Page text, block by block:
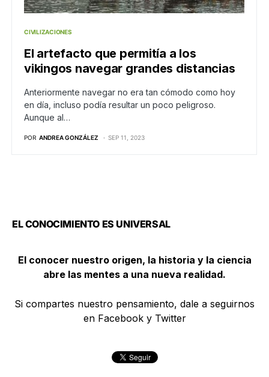
CIVILIZACIONES
El artefacto que permitía a los
vikingos navegar grandes distancias
Anteriormente navegar no era tan cómodo como hoy
en día, incluso podía resultar un poco peligroso.
Aunque al…
POR ANDREA GONZÁLEZ SEP 11, 2023
EL CONOCIMIENTO ES UNIVERSAL
El conocer nuestro origen, la historia y la ciencia
abre las mentes a una nueva realidad.
Si compartes nuestro pensamiento, dale a seguirnos
en Facebook y Twitter